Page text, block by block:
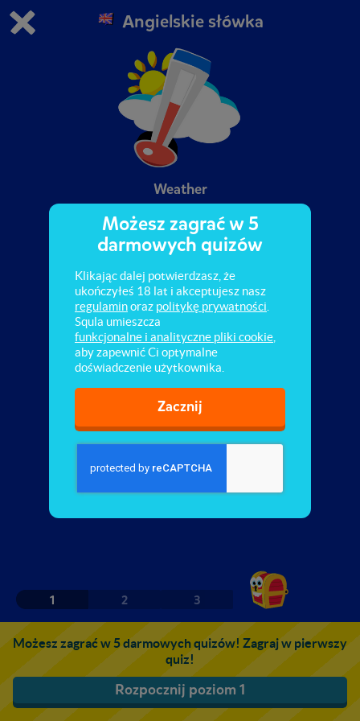
Grasz w wersję demonstracyjną Squli
Kup teraz!
0
Angielskie słówka
Weather
1 2 3
Możesz zagrać w 5 darmowych quizów! Zagraj w pierwszy
quiz!
Rozpocznij poziom 1
Możesz zagrać w 5
darmowych quizów
Klikając dalej potwierdzasz, że
ukończyłeś 18 lat i akceptujesz nasz
regulaminoraz politykę prywatności
Squla umieszcza
funkcjonalne i analityczne pliki cookie
aby zapewnić Ci optymalne
doświadczenie użytkownika.
Zacznij